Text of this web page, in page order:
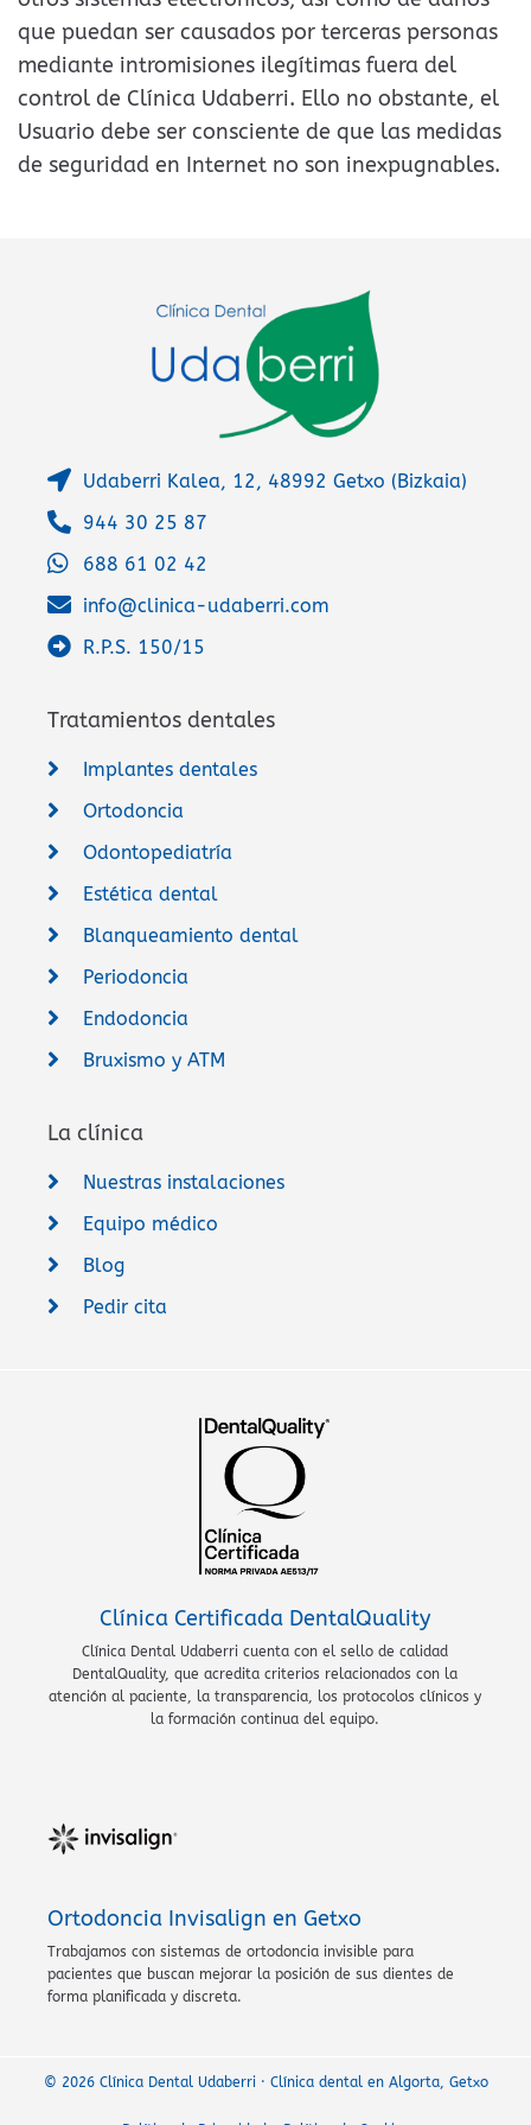
que puedan ser causados por terceras personas
mediante intromisiones ilegítimas fuera del
control de Clínica Udaberri. Ello no obstante, el
Usuario debe ser consciente de que las medidas
de seguridad en Internet no son inexpugnables.
Udaberri Kalea, 12, 48992 Getxo (Bizkaia)
944 30 25 87
688 61 02 42
info@clinica-udaberri.com
R.P.S. 150/15
Tratamientos dentales
Implantes dentales
Ortodoncia
Odontopediatría
Estética dental
Blanqueamiento dental
Periodoncia
Endodoncia
Bruxismo y ATM
La clínica
Nuestras instalaciones
Equipo médico
Blog
Pedir cita
Clínica Certificada DentalQuality
Clínica Dental Udaberri cuenta con el sello de calidad
DentalQuality, que acredita criterios relacionados con la
atención al paciente, la transparencia, los protocolos clínicos y
la formación continua del equipo.
Ortodoncia Invisalign en Getxo
Trabajamos con sistemas de ortodoncia invisible para
pacientes que buscan mejorar la posición de sus dientes de
forma planificada y discreta.
© 2026 Clínica Dental Udaberri · Clínica dental en Algorta, Getxo